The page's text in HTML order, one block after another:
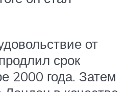
от
срок
2000 года. Затем